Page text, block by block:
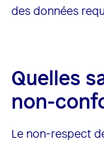
des données
Quelles
non-
Le non-respect